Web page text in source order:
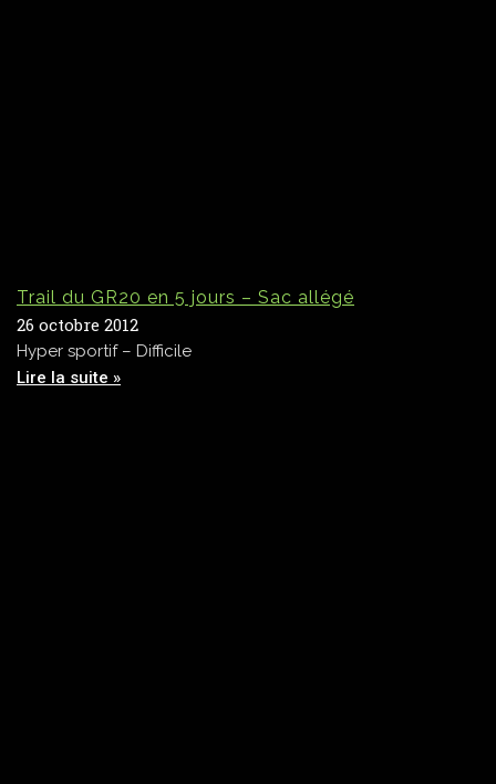
Trail du GR20 en 5 jours – Sac allégé
26 octobre 2012
Hyper sportif – Difficile
Lire la suite »